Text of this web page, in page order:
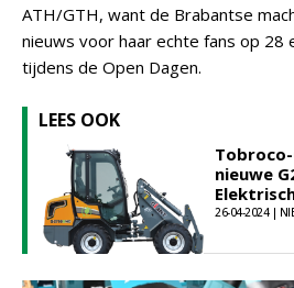
ATH/GTH, want de Brabantse
nieuws voor haar echte fans op 28
tijdens de Open Dagen.
LEES OOK
nieuwe
26-04-2024 |